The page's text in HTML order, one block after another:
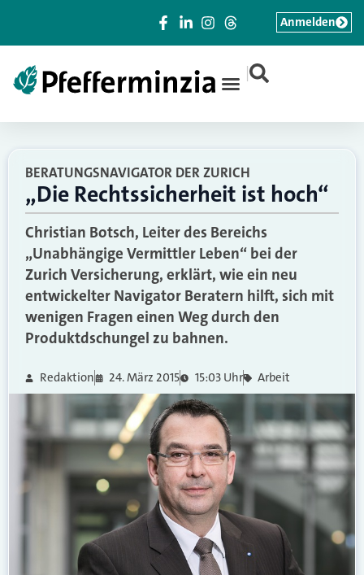
|
Anmelden
BERATUNGSNAVIGATOR DER ZURICH
„Die Rechtssicherheit ist hoch“
Christian Botsch, Leiter des Bereichs
„Unabhängige Vermittler Leben“ bei der
Zurich Versicherung, erklärt, wie ein neu
entwickelter Navigator Beratern hilft, sich mit
wenigen Fragen einen Weg durch den
Produktdschungel zu bahnen.
Redaktion 24. März 2015 15:03 Uhr Arbeit